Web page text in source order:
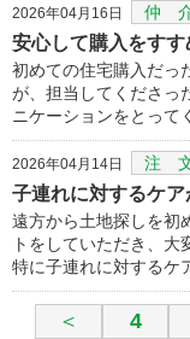
2026年04月16日 仲
安心して購入をす
初めての住宅購入だっ
が、担当してくださっ
ニケーションをとって
2026年04月14日 注
子連れに対するケア
遠方から土地探しを初
トをしていただき、大
特に子連れに対するケ
＜ 4